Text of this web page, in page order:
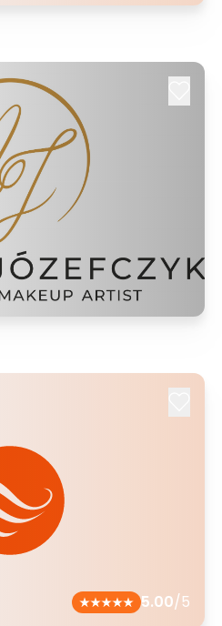
5.00/5